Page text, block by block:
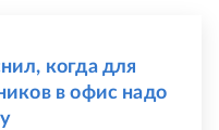
когда для
в офис надо